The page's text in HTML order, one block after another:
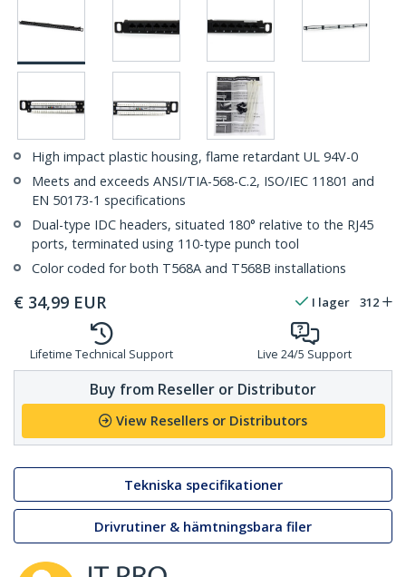
High impact plastic housing, flame retardant UL 94V-0
Meets and exceeds ANSI/TIA-568-C.2, ISO/IEC 11801 and
EN 50173-1 specifications
Dual-type IDC headers, situated 180° relative to the RJ45
ports, terminated using 110-type punch tool
Color coded for both T568A and T568B installations
€ 34,99 EUR I lager 312
Lifetime Technical Support Live 24/5 Support
Buy from Reseller or Distributor
View Resellers or Distributors
Tekniska specifikationer
Drivrutiner & hämtningsbara filer